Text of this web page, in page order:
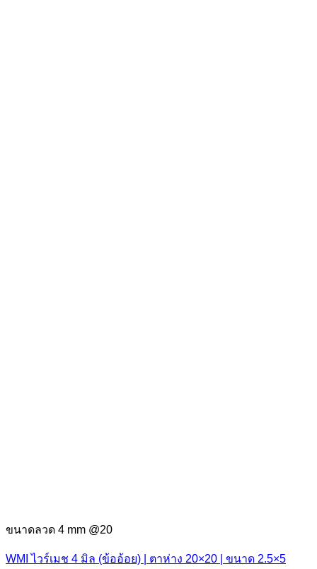
ขนาดลวด 4 mm @20
WMI ไวร์เมช 4 มิล (ข้ออ้อย) | ตาห่าง 20×20 | ขนาด 2.5×5